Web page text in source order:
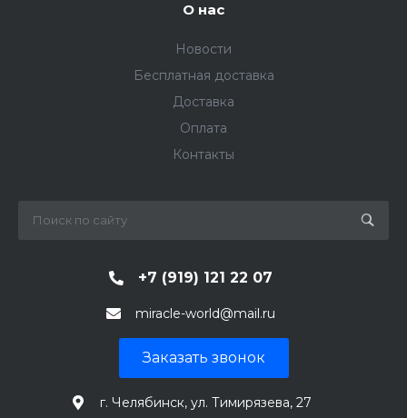
О нас
Новости
Бесплатная доставка
Доставка
Оплата
Контакты
+7 (919) 121 22 07
miracle-world@mail.ru
Заказать звонок
г. Челябинск, ул. Тимирязева, 27